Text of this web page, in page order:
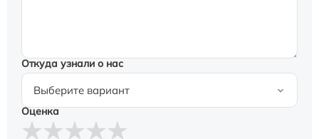
Откуда узнали о нас
Оценка